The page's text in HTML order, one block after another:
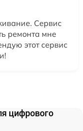
Сервис
ремонта мне
этот сервис
цифрового